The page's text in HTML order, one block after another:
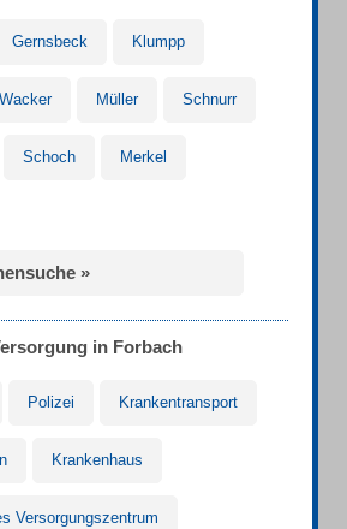
Gernsbeck Klumpp
Wacker Müller Schnurr
Schoch Merkel
»
in Forbach
Polizei Krankentransport
Krankenhaus
Versorgungszentrum